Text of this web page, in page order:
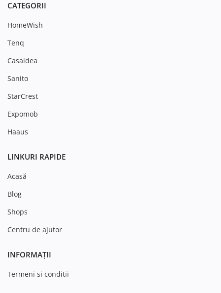
CATEGORII
HomeWish
Tenq
Casaidea
Sanito
StarCrest
Expomob
Haaus
LINKURI RAPIDE
Acasă
Blog
Shops
Centru de ajutor
INFORMAȚII
Termeni si conditii